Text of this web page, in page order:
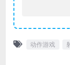
动作游戏